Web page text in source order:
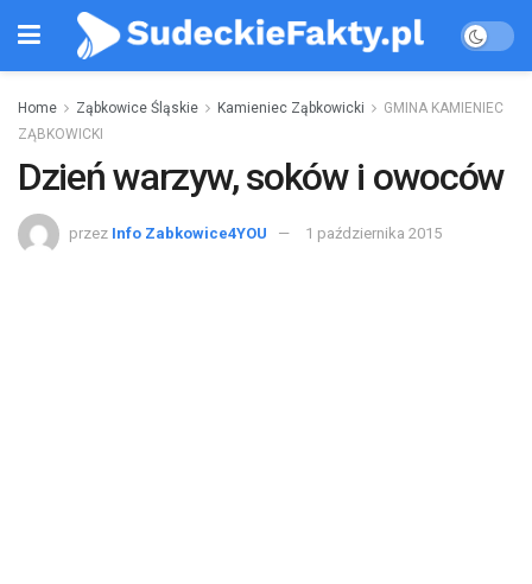
Home Ząbkowice Śląskie Kamieniec Ząbkowicki
GMINA KAMIENIEC
ZĄBKOWICKI
Dzień warzyw, soków i owoców
przez Info Zabkowice4YOU 1 października 2015